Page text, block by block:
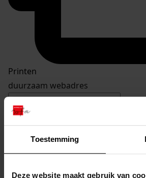
Toestemming
Deze website maakt gebruik van
Printen
duurzaam webadres
Inventaris